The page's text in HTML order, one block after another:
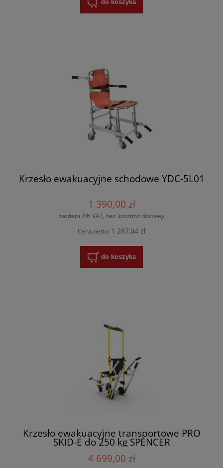
do koszyka
Krzesło ewakuacyjne schodowe YDC-5L01
1 390,00 zł
zawiera 8% VAT, bez kosztów dostawy
Cena netto: 1 287,04 zł
do koszyka
Krzesło ewakuacyjne transportowe PRO
SKID-E do 250 kg SPENCER
4 699,00 zł